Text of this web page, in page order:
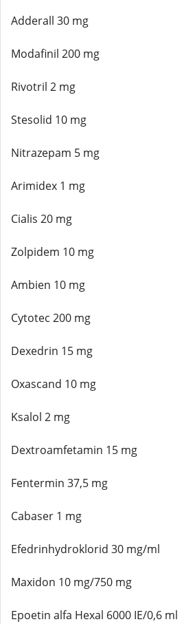
Adderall 30 mg
Modafinil 200 mg
Rivotril 2 mg
Stesolid 10 mg
Nitrazepam 5 mg
Arimidex 1 mg
Cialis 20 mg
Zolpidem 10 mg
Ambien 10 mg
Cytotec 200 mg
Dexedrin 15 mg
Oxascand 10 mg
Ksalol 2 mg
Dextroamfetamin 15 mg
Fentermin 37,5 mg
Cabaser 1 mg
Efedrinhydroklorid 30 mg/ml
Maxidon 10 mg/750 mg
Epoetin alfa Hexal 6000 IE/0,6 ml